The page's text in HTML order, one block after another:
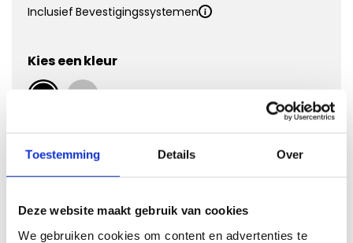
Toestemming Details Over
Deze website maakt gebruik van cookies
We gebruiken cookies om content en advertenties te
Inclusief Bevestigingssystemen
Kies een kleur
Kies Velours Premium